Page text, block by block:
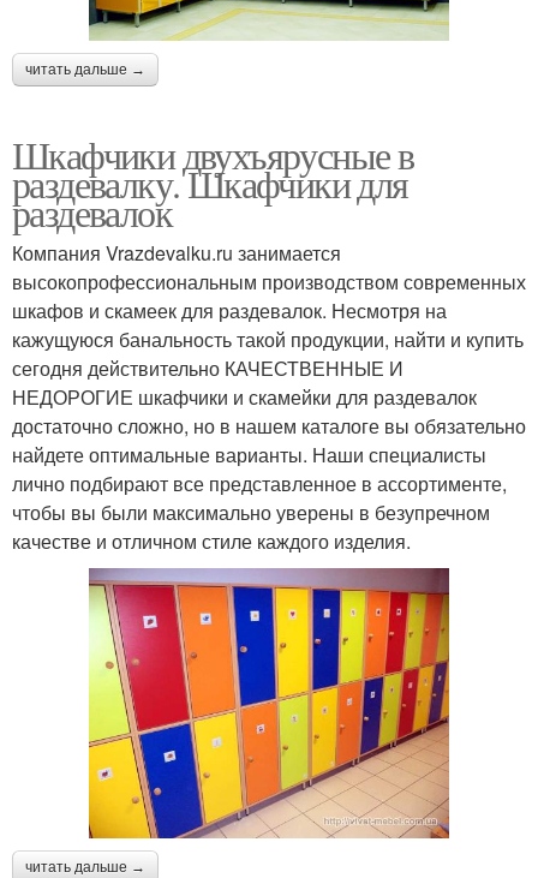
читать дальше →
Шкафчики двухъярусные в
раздевалку. Шкафчики для
раздевалок
Компания Vrazdevalku.ru занимается
высокопрофессиональным производством современных
шкафов и скамеек для раздевалок. Несмотря на
кажущуюся банальность такой продукции, найти и купить
сегодня действительно КАЧЕСТВЕННЫЕ И
НЕДОРОГИЕ шкафчики и скамейки для раздевалок
достаточно сложно, но в нашем каталоге вы обязательно
найдете оптимальные варианты. Наши специалисты
лично подбирают все представленное в ассортименте,
чтобы вы были максимально уверены в безупречном
качестве и отличном стиле каждого изделия.
читать дальше →